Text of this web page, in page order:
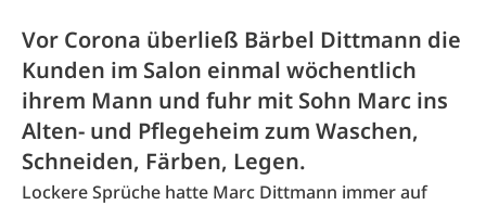
Vor Corona überließ Bärbel Dittmann die
Kunden im Salon einmal wöchentlich
ihrem Mann und fuhr mit Sohn Marc ins
Alten- und Pflegeheim zum Waschen,
Schneiden, Färben, Legen.
Lockere Sprüche hatte Marc Dittmann immer auf